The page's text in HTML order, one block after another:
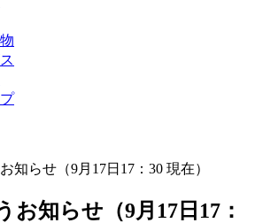
知らせ（9月17日17：30 現在）
お知らせ（9月17日17：